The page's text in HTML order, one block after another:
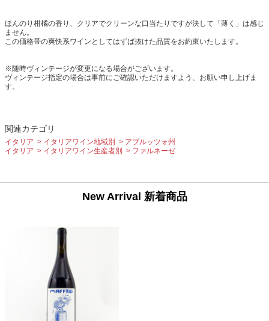
ほんのり柑橘の香り、クリアでクリーンな口当たりですが決して「薄く」は感じ
ません。
この価格帯の爽快系ワインとしてはずば抜けた品質をお約束いたします。
※随時ヴィンテージが変更になる場合がございます。
ヴィンテージ指定の場合は事前にご確認いただけますよう、お願い申し上げま
す。
関連カテゴリ
イタリア イタリアワイン地域別
アブルッツォ州
イタリア
イタリアワイン生産者別 ファルネーゼ
New Arrival 新着商品